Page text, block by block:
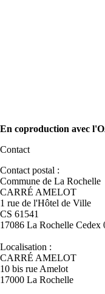
En coproduction avec
Contact
Contact postal :
Commune de La Rochelle
CARRÉ AMELOT
1 rue de l'Hôtel de Ville
CS 61541
17086 La Rochelle Cedex
Localisation :
CARRÉ AMELOT
10 bis rue Amelot
17000 La Rochelle